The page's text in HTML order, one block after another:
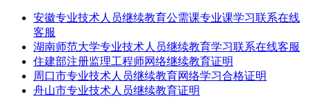
安徽专业技术人员继续教育公需课专业课学习联系在线
客服
湖南师范大学专业技术人员继续教育学习联系在线客服
住建部注册监理工程师网络继续教育证明
周口市专业技术人员继续教育网络学习合格证明
舟山市专业技术人员继续教育证明